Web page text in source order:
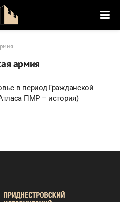
армия
в период Гражданской
ПМР – история)